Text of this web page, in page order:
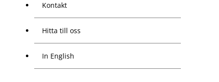
Kontakt
Hitta till oss
In English